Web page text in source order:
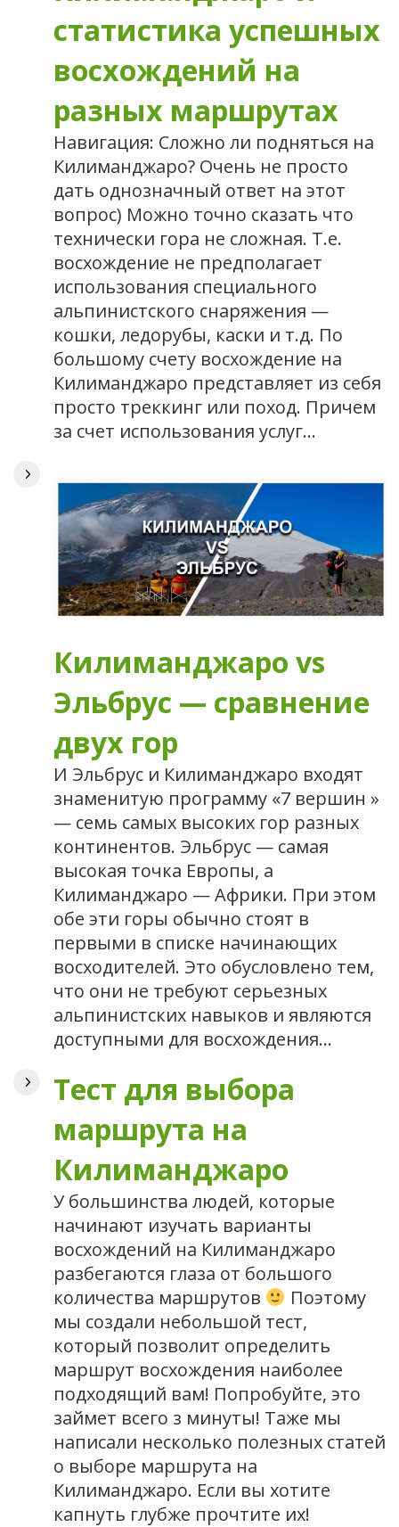
статистика успешных
восхождений на
разных маршрутах
Навигация: Сложно ли подняться на
Килиманджаро? Очень не просто
дать однозначный ответ на этот
вопрос) Можно точно сказать что
технически гора не сложная. Т.е.
восхождение не предполагает
использования специального
альпинистского снаряжения —
кошки, ледорубы, каски и т.д. По
большому счету восхождение на
Килиманджаро представляет из себя
просто треккинг или поход. Причем
за счет использования услуг…
Килиманджаро vs
Эльбрус — сравнение
двух гор
И Эльбрус и Килиманджаро входят
знаменитую программу «7 вершин »
— семь самых высоких гор разных
континентов. Эльбрус — самая
высокая точка Европы, а
Килиманджаро — Африки. При этом
обе эти горы обычно стоят в
первыми в списке начинающих
восходителей. Это обусловлено тем,
что они не требуют серьезных
альпинистских навыков и являются
доступными для восхождения…
Тест для выбора
маршрута на
Килиманджаро
У большинства людей, которые
начинают изучать варианты
восхождений на Килиманджаро
разбегаются глаза от большого
количества маршрутов
Поэтому
мы создали небольшой тест,
который позволит определить
маршрут восхождения наиболее
подходящий вам! Попробуйте, это
займет всего з минуты! Таже мы
написали несколько полезных статей
о выборе маршрута на
Килиманджаро. Если вы хотите
капнуть глубже прочтите их!